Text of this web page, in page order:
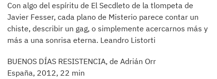
Con algo del espíritu de El Secdleto de la tlompeta de
Javier Fesser, cada plano de Misterio parece contar un
chiste, describir un gag, o simplemente acercarnos más y
más a una sonrisa eterna. Leandro Listorti
BUENOS DÍAS RESISTENCIA, de Adrián Orr
España, 2012, 22 min